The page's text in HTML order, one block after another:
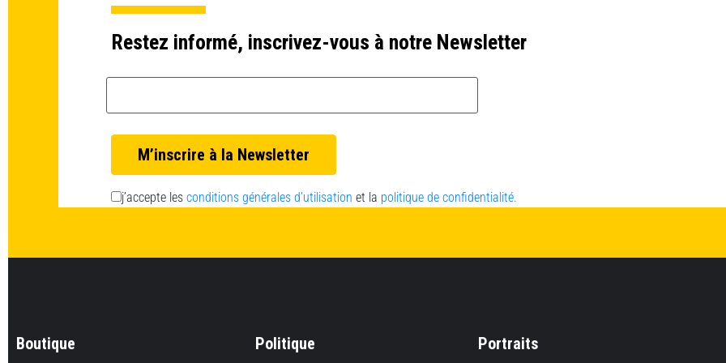
Restez informé, inscrivez-vous à notre Newsletter
j’accepte les conditions générales d’utilisation et la politique de confidentialité.
Boutique Politique Portraits